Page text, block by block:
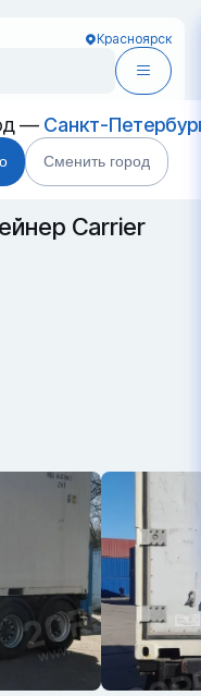
Красноярск
— Санкт-
Сменить город
RRSU 668194-1
Carrier